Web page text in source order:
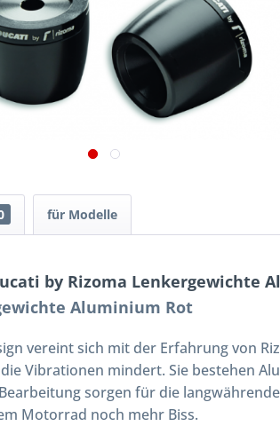
für Modelle
by Rizoma Lenkergewichte
Aluminium Rot
vereint sich mit der Erfahrung von
Vibrationen mindert. Sie bestehen
sorgen für die
Motorrad noch mehr Biss.